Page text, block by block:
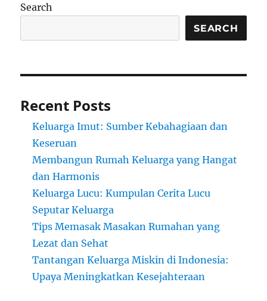
Search
SEARCH
Recent Posts
Keluarga Imut: Sumber Kebahagiaan dan
Keseruan
Membangun Rumah Keluarga yang Hangat
dan Harmonis
Keluarga Lucu: Kumpulan Cerita Lucu
Seputar Keluarga
Tips Memasak Masakan Rumahan yang
Lezat dan Sehat
Tantangan Keluarga Miskin di Indonesia:
Upaya Meningkatkan Kesejahteraan